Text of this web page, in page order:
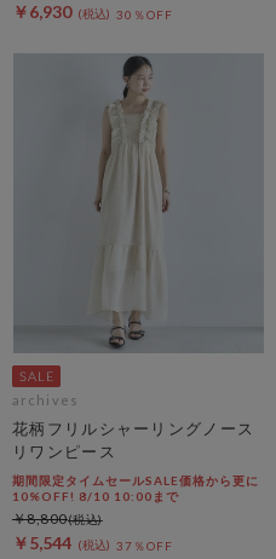
￥6,930 30％OFF
archives
花柄フリルシャーリングノース
リワンピース
期間限定タイムセールSALE価格から更に
10%OFF! 8/10 10:00まで
￥5,544 37％OFF
￥8,800